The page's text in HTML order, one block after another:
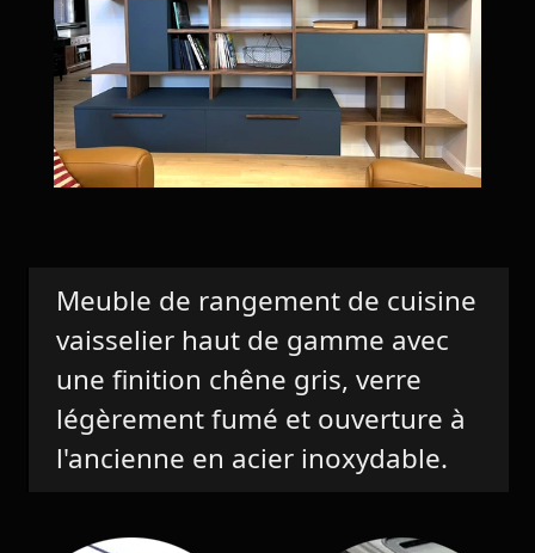
Meuble de rangement de cuisine
vaisselier haut de gamme avec
une finition chêne gris, verre
légèrement fumé et ouverture à
l'ancienne en acier inoxydable.